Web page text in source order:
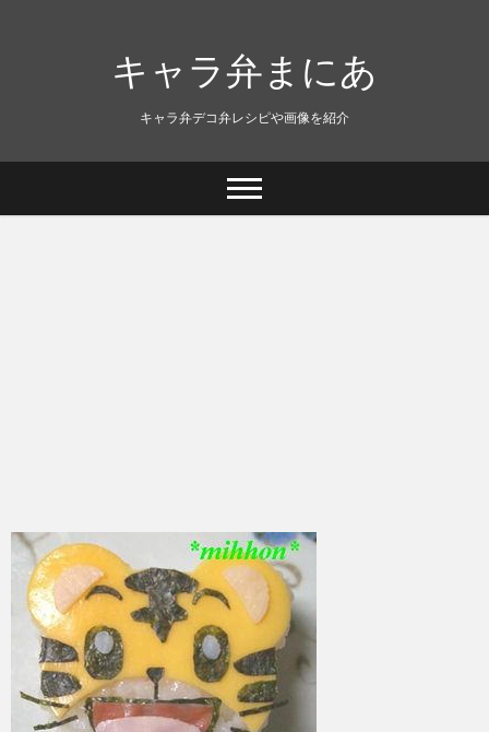
キャラ弁まにあ
キャラ弁デコ弁レシピや画像を紹介